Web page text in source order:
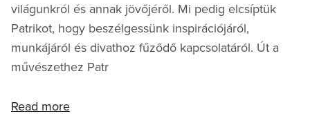
világunkról és annak jövőjéről. Mi pedig elcsíptük
Patrikot, hogy beszélgessünk inspirációjáról,
munkájáról és divathoz fűződő kapcsolatáról. Út a
művészethez Patr
Read more